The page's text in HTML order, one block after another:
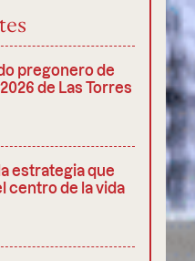
pregonero de
de Las Torres
estrategia que
centro de la vida